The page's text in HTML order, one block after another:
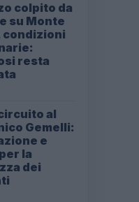
colpito da
su Monte
condizioni
resta
al
Gemelli:
e
la
dei